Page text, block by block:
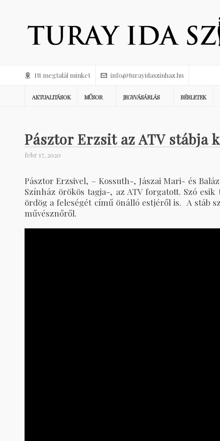
Itt megtalál minket info@turayidaszinhaz.hu
AKTUALITÁSOK MŰSOR JEGYVÁSÁRLÁS BÉRLETEK
Pásztor Erzsit az ATV stábja
febr 17, 2020
Pásztor Erzsivel, – Kossuth-, Jászai Mari- és
Színház örökös tagja-, az ATV forgatott. Szó
ördög a feleségét című önálló estjéről is. A stáb
művésznőről.